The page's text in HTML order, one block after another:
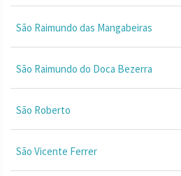
São Raimundo das Mangabeiras
São Raimundo do Doca Bezerra
São Roberto
São Vicente Ferrer